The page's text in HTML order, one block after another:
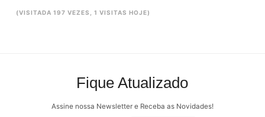
(VISITADA 197 VEZES, 1 VISITAS HOJE)
Fique Atualizado
Assine nossa Newsletter e Receba as Novidades!